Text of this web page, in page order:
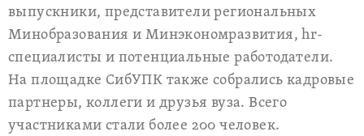
выпускники, представители региональных
Минобразования и Минэкономразвития, hr-
специалисты и потенциальные работодатели.
На площадке СибУПК также собрались кадровые
партнеры, коллеги и друзья вуза. Всего
участниками стали более 200 человек.